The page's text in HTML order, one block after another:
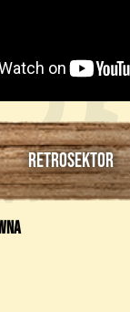
RETROSEKTOR